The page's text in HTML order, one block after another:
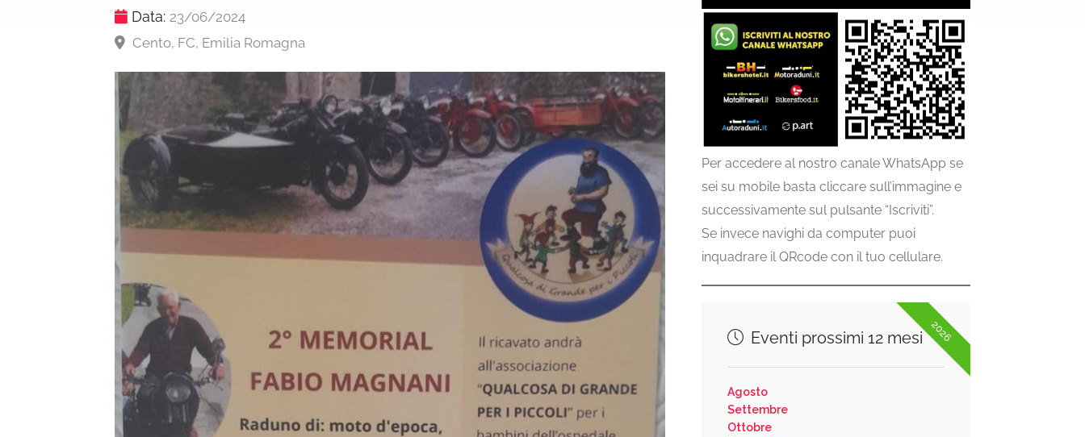
Data: 23/06/2024
Cento, FC, Emilia Romagna
Per accedere al nostro canale WhatsApp se
sei su mobile basta cliccare sull’immagine e
successivamente sul pulsante “Iscriviti”.
Se invece navighi da computer puoi
inquadrare il QRcode con il tuo cellulare.
2026
Eventi prossimi 12 mesi
Agosto
Settembre
Ottobre